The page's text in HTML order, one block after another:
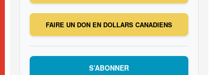
FAIRE UN DON EN DOLLARS CANADIENS
S’ABONNER